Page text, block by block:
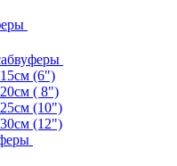
(6")
( 8")
(10")
(12")